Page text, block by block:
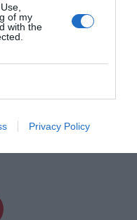
of my
with the
Privacy Policy